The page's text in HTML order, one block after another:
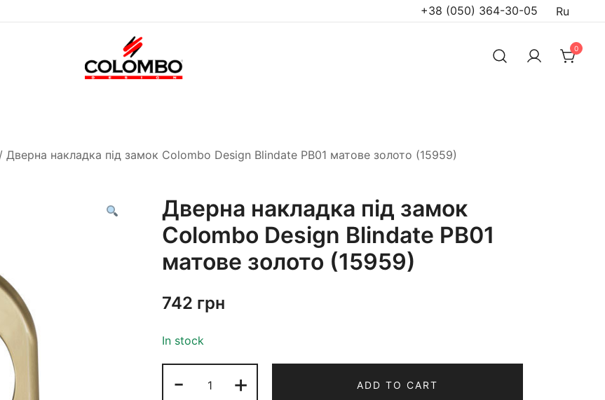
+38 (050) 364-30-05 Ru
0
/ Дверна накладка під замок Colombo Design Blindate PB01 матове золото (15959)
Дверна накладка під замок
Colombo Design Blindate PB01
матове золото (15959)
742 грн
In stock
- + ADD TO CART